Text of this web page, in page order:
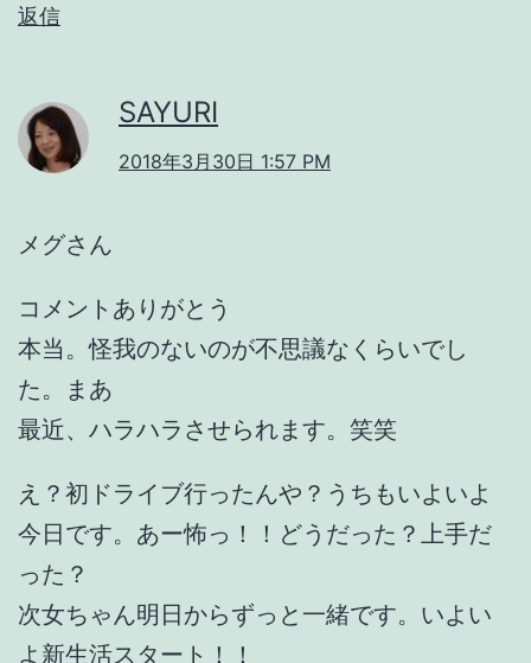
返信
SAYURI
2018年3月30日 1:57 PM
メグさん
コメントありがとう
本当。怪我のないのが不思議なくらいでし
た。まあ
最近、ハラハラさせられます。笑笑
え？初ドライブ行ったんや？うちもいよいよ
今日です。あー怖っ！！どうだった？上手だ
った？
次女ちゃん明日からずっと一緒です。いよい
よ新生活スタート！！